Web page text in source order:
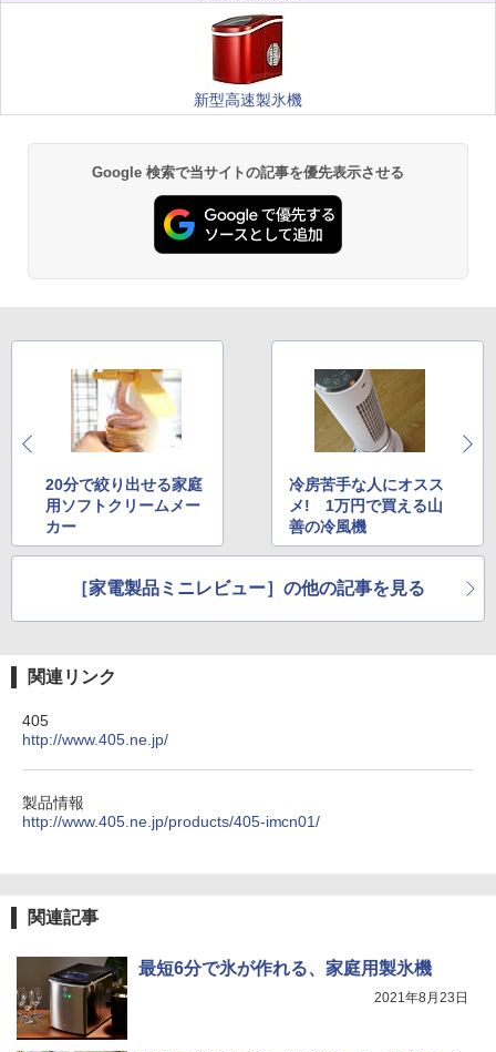
新型高速製氷機
Google 検索で当サイトの記事を優先表示させる
20分で絞り出せる家庭
用ソフトクリームメー
カー
冷房苦手な人にオスス
メ! 1万円で買える山
善の冷風機
［家電製品ミニレビュー］の他の記事を見る
関連リンク
405
http://www.405.ne.jp/
製品情報
http://www.405.ne.jp/products/405-imcn01/
関連記事
最短6分で氷が作れる、家庭用製氷機
2021年8月23日